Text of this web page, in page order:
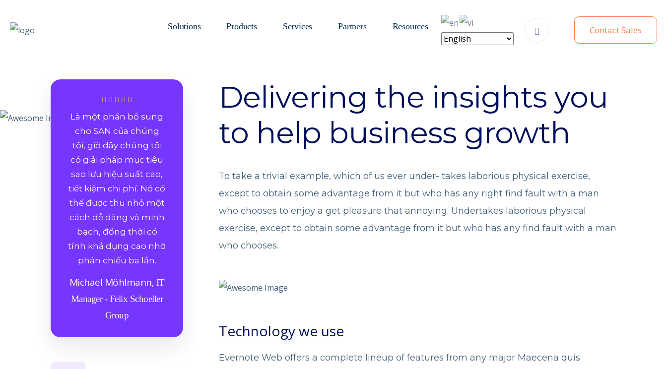
Contact Sales
Solutions Products Services Partners Resources
Delivering the insights you
to help business growth
To take a trivial example, which of us ever under- takes laborious physical exercise,
except to obtain some advantage from it but who has any right find fault with a man
who chooses to enjoy a get pleasure that annoying. Undertakes laborious physical
exercise, except to obtain some advantage from it but who has any find fault with a man
who chooses.
Technology we use
Evernote Web offers a complete lineup of features from any major Maecena quis
Là một phần bổ sung
cho SAN của chúng
tôi, giờ đây chúng tôi
có giải pháp mục tiêu
sao lưu hiệu suất cao,
tiết kiệm chi phí. Nó có
thể được thu nhỏ một
cách dễ dàng và minh
bạch, đồng thời có
tính khả dụng cao nhờ
phản chiếu ba lần.
Michael Möhlmann, IT
Manager - Felix Schoeller
Group